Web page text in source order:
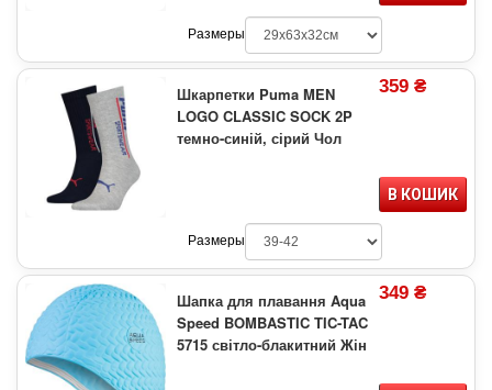
Размеры
Шкарпетки Puma MEN
LOGO CLASSIC SOCK 2P
темно-синій, сірий Чол
359 ₴
В КОШИК
Размеры
Шапка для плавання Aqua
Speed BOMBASTIC TIC-TAC
5715 світло-блакитний Жін
349 ₴